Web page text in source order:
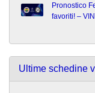
Pronostico
favoriti! –
Ultime schedine